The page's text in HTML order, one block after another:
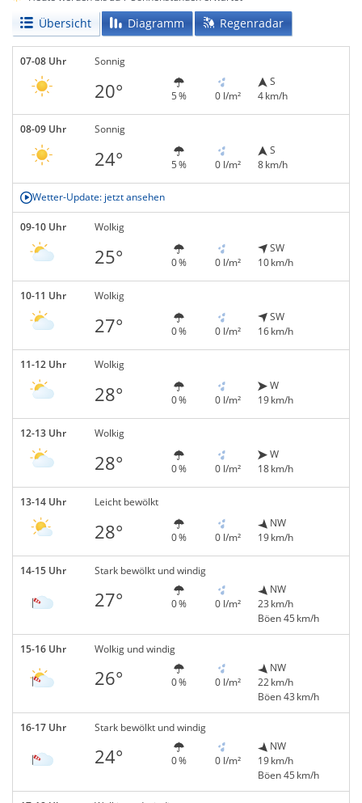
Übersicht Diagramm Regenradar
07-08 Uhr Sonnig
20° 5 % 0 l/m²
S
4 km/h
08-09 Uhr Sonnig
24° 5 % 0 l/m²
S
8 km/h
Wetter-Update: jetzt ansehen
09-10 Uhr Wolkig
25° 0 % 0 l/m²
SW
10 km/h
10-11 Uhr Wolkig
27° 0 % 0 l/m²
SW
16 km/h
11-12 Uhr Wolkig
28° 0 % 0 l/m²
W
19 km/h
12-13 Uhr Wolkig
28° 0 % 0 l/m²
W
18 km/h
13-14 Uhr Leicht bewölkt
28° 0 % 0 l/m²
NW
19 km/h
14-15 Uhr Stark bewölkt und windig
27° 0 % 0 l/m²
NW
23 km/h
Böen 45 km/h
15-16 Uhr Wolkig und windig
26° 0 % 0 l/m²
NW
22 km/h
Böen 43 km/h
16-17 Uhr Stark bewölkt und windig
24° 0 % 0 l/m²
NW
19 km/h
Böen 45 km/h